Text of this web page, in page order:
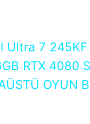
Ultra 7 245KF
RTX 4080
OYUN